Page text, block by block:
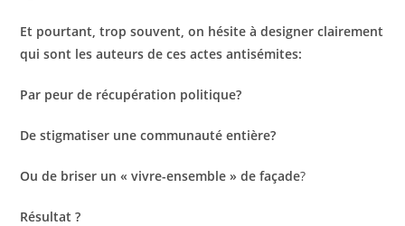
Et pourtant, trop souvent, on hésite à designer clairement
qui sont les auteurs de ces actes antisémites:
Par peur de récupération politique?
De stigmatiser une communauté entière?
Ou de briser un « vivre-ensemble » de façade?
Résultat ?